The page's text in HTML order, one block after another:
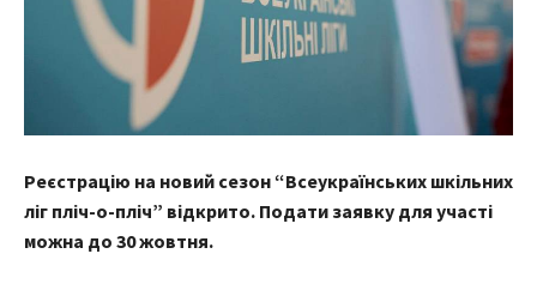
Реєстрацію на новий сезон “Всеукраїнських шкільних
ліг пліч-о-пліч” відкрито. Подати заявку для участі
можна до 30 жовтня.